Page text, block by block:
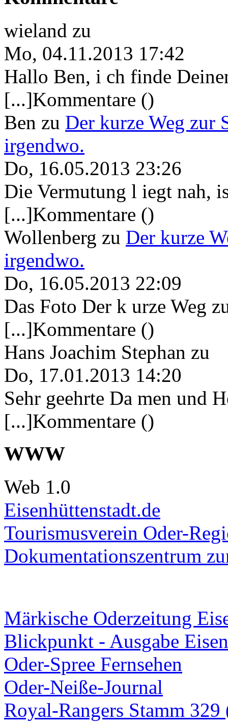
wieland zu
Mo, 04.11.2013 17:42
Hallo Ben, i ch finde
[...]Kommentare ()
Ben zu Der kurze Weg zur
irgendwo.
Do, 16.05.2013 23:26
Die Vermutung l iegt nah,
[...]Kommentare ()
Wollenberg zu Der kurze
irgendwo.
Do, 16.05.2013 22:09
Das Foto Der k urze Weg
[...]Kommentare ()
Hans Joachim Stephan zu
Do, 17.01.2013 14:20
Sehr geehrte Da men und
[...]Kommentare ()
WWW
Web 1.0
Eisenhüttenstadt.de
Tourismusverein Oder-
Dokumentationszentrum
Märkische Oderzeitung
Blickpunkt - Ausgabe
Oder-Spree Fernsehen
Oder-Neiße-Journal
Royal-Rangers Stamm